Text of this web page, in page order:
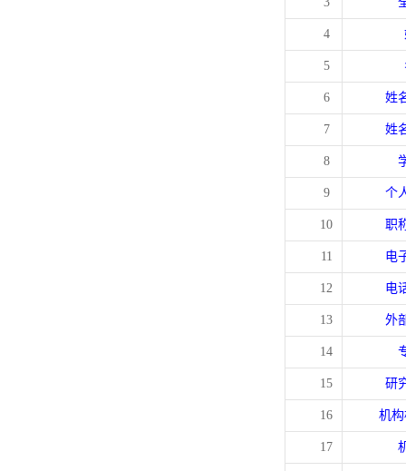
4
5
6 姓
7 姓
8
9 个
10 职
11 电
12 电
13 外
14
15 研
16 机
17